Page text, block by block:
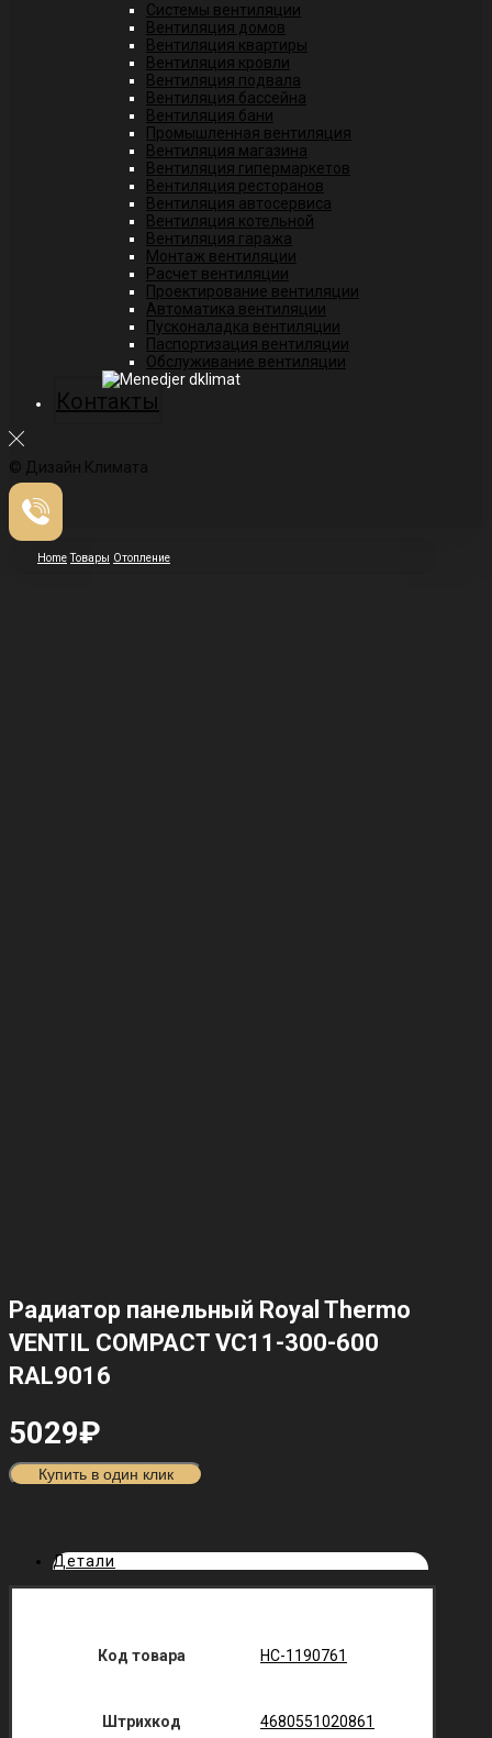
Системы вентиляции
Вентиляция домов
Вентиляция квартиры
Вентиляция кровли
Вентиляция подвала
Вентиляция бассейна
Вентиляция бани
Промышленная вентиляция
Вентиляция магазина
Вентиляция гипермаркетов
Вентиляция ресторанов
Вентиляция автосервиса
Вентиляция котельной
Вентиляция гаража
Монтаж вентиляции
Расчет вентиляции
Проектирование вентиляции
Автоматика вентиляции
Пусконаладка вентиляции
Паспортизация вентиляции
Обслуживание вентиляции
Контакты
© Дизайн Климата
Home Товары Отопление
Радиатор панельный Royal Thermo
VENTIL COMPACT VC11-300-600
RAL9016
5029₽
Купить в один клик
Детали
Код товара НС-1190761
Штрихкод 4680551020861